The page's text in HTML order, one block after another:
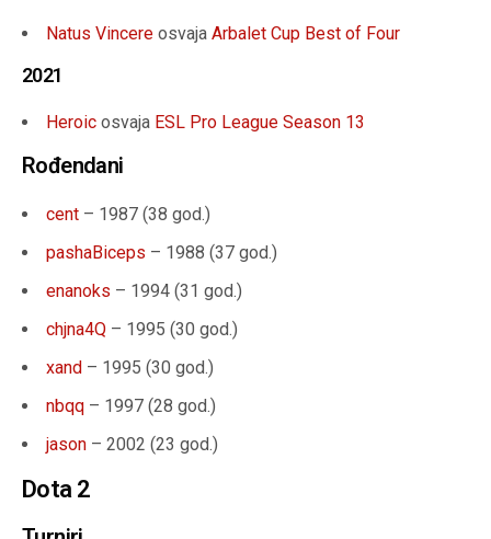
Natus Vincere osvaja Arbalet Cup Best of Four
2021
Heroic osvaja ESL Pro League Season 13
Rođendani
cent – 1987 (38 god.)
pashaBiceps – 1988 (37 god.)
enanoks – 1994 (31 god.)
chjna4Q – 1995 (30 god.)
xand – 1995 (30 god.)
nbqq – 1997 (28 god.)
jason – 2002 (23 god.)
Dota 2